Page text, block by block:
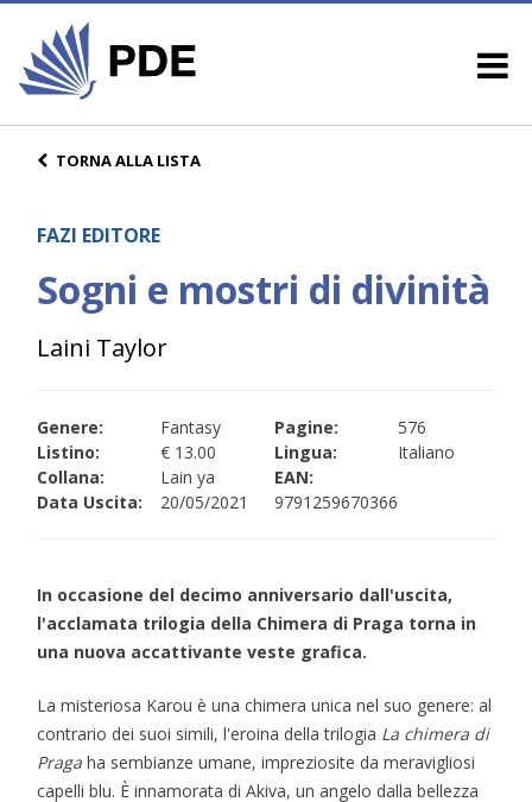
TORNA ALLA LISTA
FAZI EDITORE
Sogni e mostri di divinità
Laini Taylor
Genere:
Fantasy
Listino:
€ 13.00
Collana:
Lain ya
Data Uscita:
20/05/2021
Pagine:
576
Lingua:
Italiano
EAN:
9791259670366
In occasione del decimo anniversario dall'uscita,
l'acclamata trilogia della Chimera di Praga torna in
una nuova accattivante veste grafica.
La misteriosa Karou è una chimera unica nel suo genere: al
contrario dei suoi simili, l'eroina della trilogia La chimera di
Praga ha sembianze umane, impreziosite da meravigliosi
capelli blu. È innamorata di Akiva, un angelo dalla bellezza